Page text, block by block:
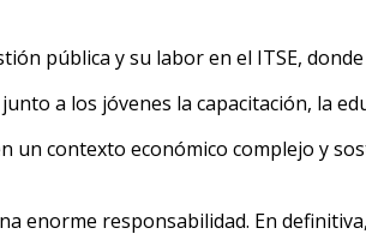
pública y su labor en el ITSE,
a los jóvenes la capacitación, la
un contexto económico complejo y
enorme responsabilidad. En